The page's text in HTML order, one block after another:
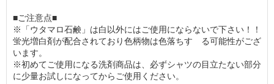
■ご注意点■
※「ウタマロ石鹸」は白以外にはご使用にならないで下さい！！
蛍光増白剤が配合されており色柄物は色落ちす る可能性がござ
います。
※初めてご使用になる洗剤商品は、必ずシャツの目立たない部分
に少量お試しになってからご使用ください。